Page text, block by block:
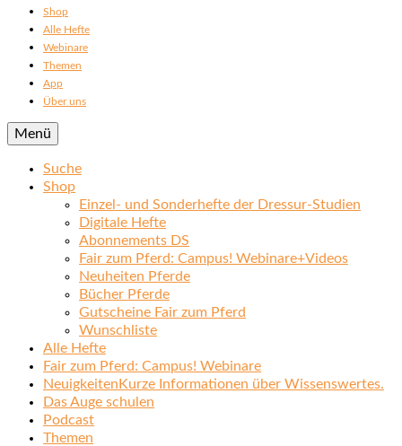
Shop
Alle Hefte
Webinare
Themen
App
Über uns
Menü
Suche
Shop
Einzel- und Sonderhefte der Dressur-Studien
Digitale Hefte
Abonnements DS
Fair zum Pferd: Campus! Webinare+Videos
Neuheiten Pferde
Bücher Pferde
Gutscheine Fair zum Pferd
Wunschliste
Alle Hefte
Fair zum Pferd: Campus! Webinare
Neuigkeiten Kurze Informationen über Wissenswertes.
Das Auge schulen
Podcast
Themen